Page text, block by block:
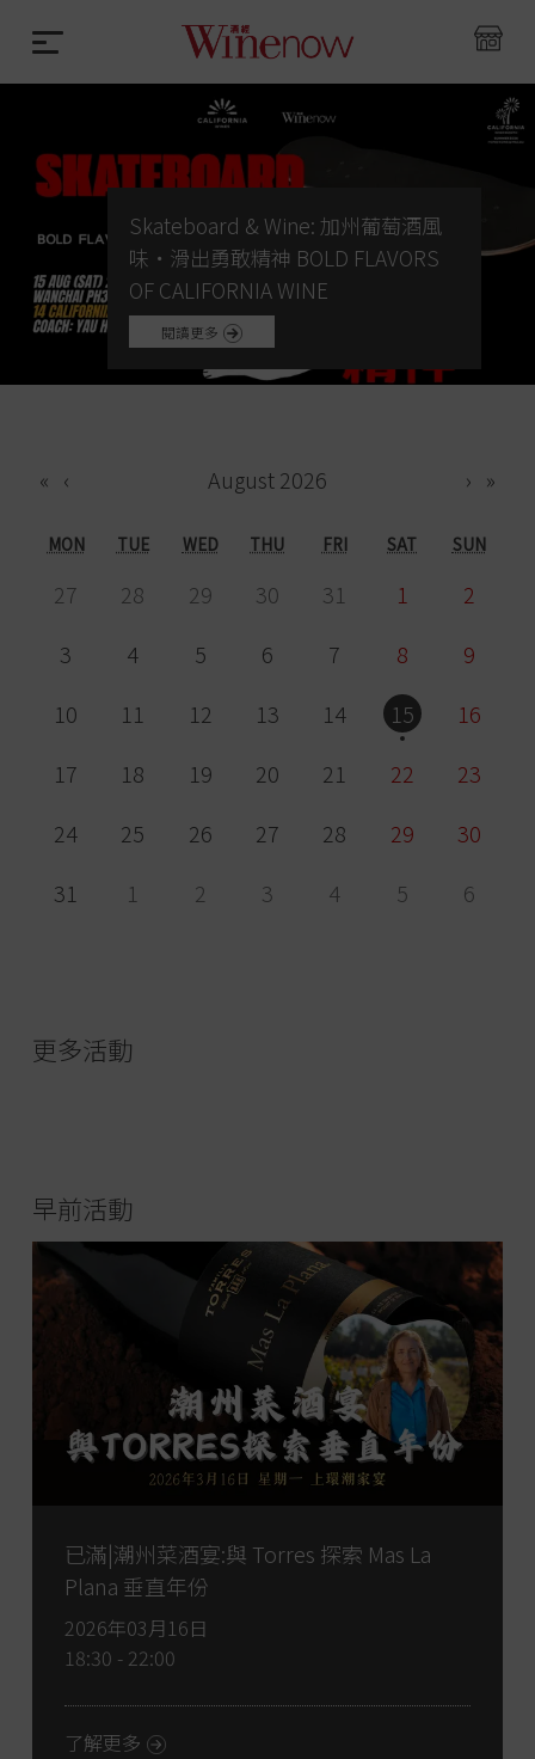
Skateboard & Wine: 加州葡萄酒風
味・滑出勇敢精神 BOLD FLAVORS
OF CALIFORNIA WINE
閱讀更多
« ‹ August 2026 › »
MON TUE WED THU FRI SAT SUN
27 28 29 30 31 1
2
3
4 5 6 7 8
9
10
11 12 13 14 15
16
17
18 19 20 21 22
23
24
25 26 27 28 29
30
31
1 2 3 4 5 6
更多活動
早前活動
已滿|潮州菜酒宴:與 Torres 探索 Mas La
Plana 垂直年份
2026年03月16日
18:30 - 22:00
了解更多